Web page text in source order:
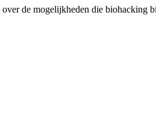
de mogelijkheden die biohacking